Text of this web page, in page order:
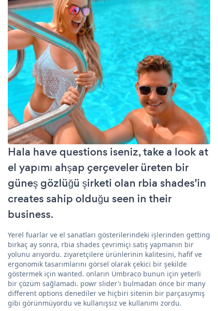
Hala have questions iseniz, take a look at
el yapımı ahşap çerçeveler üreten bir
güneş gözlüğü şirketi olan rbia shades'in
creates sahip olduğu seen in their
business.
Yerel fuarlar ve el sanatları gösterilerindeki işlerinden getting
birkaç ay sonra, rbia shades çevrimiçi satış yapmanın bir
yolunu arıyordu. ziyaretçilere ürünlerinin kalitesini, hafif ve
ergonomik tasarımlarını görsel olarak çekici bir şekilde
göstermek için wanted. onların Umbraco bunun için yeterli
bir çözüm sağlamadı. powr slider'ı bulmadan önce bir many
different options denediler ve hiçbiri sitenin bir parçasıymış
gibi görünmüyordu ve kullanışsız ve kullanımı zordu.